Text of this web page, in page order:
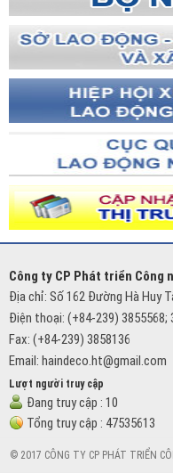
Công ty CP Phát triển Công
Địa chỉ: Số 162 Đường Hà Huy
Điện thoại: (+84-239) 3855568;
Fax: (+84-239) 3858136
Email: haindeco.ht@gmail.com
Lượt người truy cập
Đang truy cập : 10
Tổng truy cập : 47535613
© 2017 CÔNG TY CP PHÁT TRIỂN